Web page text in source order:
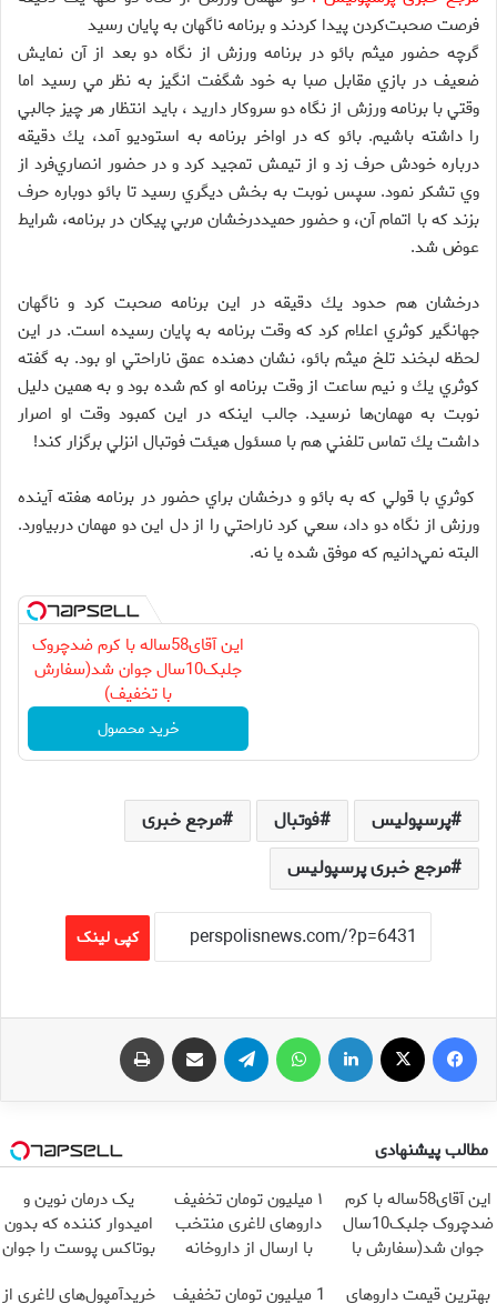
فرصت صحبت‌كردن پيدا كردند و برنامه ناگهان به پايان رسيد
گرچه حضور ميثم بائو در برنامه ورزش از نگاه دو بعد از آن نمايش
ضعيف در بازي مقابل صبا به خود شگفت انگيز به نظر مي رسيد اما
وقتي با برنامه ورزش از نگاه دو سروكار داريد ، بايد انتظار هر چيز جالبي
را داشته‌ باشيم. بائو كه در اواخر برنامه به استوديو آمد، يك دقيقه
درباره خودش حرف زد و از تيمش تمجيد كرد و در حضور انصاري‌فرد از
وي تشكر نمود. سپس نوبت به بخش ديگري رسيد تا بائو دوباره حرف
بزند كه با اتمام آن، و حضور حميددرخشان مربي پيكان در برنامه، شرايط
عوض شد.
درخشان هم حدود يك دقيقه در اين برنامه صحبت كرد و ناگهان
جهانگير كوثري اعلام كرد كه وقت برنامه به پايان رسيده است. در اين
لحظه لبخند تلخ ميثم بائو، نشان دهنده عمق ناراحتي او بود. به گفته
كوثري يك و نيم ساعت از وقت برنامه او كم شده بود و به همين دليل
نوبت به مهمان‌ها نرسيد. جالب اينكه در اين كمبود وقت او اصرار
داشت يك تماس تلفني هم با مسئول هيئت فوتبال انزلي برگزار كند!
كوثري با قولي كه به بائو و درخشان براي حضور در برنامه هفته آينده
ورزش از نگاه دو داد،‌ سعي كرد ناراحتي را از دل اين دو مهمان دربياورد.
البته نمي‌دانيم كه موفق شده يا نه.
این آقای58ساله با کرم ضدچروک
جلبک10سال جوان شد(سفارش
با تخفیف)
خرید محصول
پرسپولیس فوتبال
مرجع خبری
مرجع خبری پرسپولیس
کپی لینک
فیس بوک لینکدین تلگرام اشتراک گذاری از طریق ایمیل
مطالب پیشنهادی
این آقای58ساله با کرم
ضدچروک جلبک10سال
جوان شد(سفارش با
۱ میلیون تومان تخفیف
داروهای لاغری منتخب
با ارسال از داروخانه
یک درمان نوین و
امیدوار کننده که بدون
بوتاکس پوست را جوان
بهترین قیمت داروهای
1 میلیون تومان تخفیف
خریدآمپول‌های لاغری از